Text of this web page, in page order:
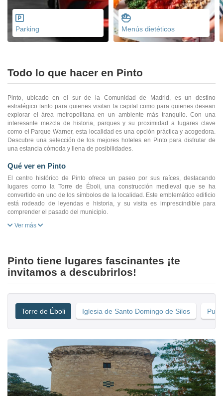
Parking Menús dietéticos
Todo lo que hacer en Pinto
Pinto, ubicado en el sur de la Comunidad de Madrid, es un destino
estratégico tanto para quienes visitan la capital como para quienes desean
explorar el área metropolitana en un ambiente más tranquilo. Con una
interesante mezcla de historia, parques y su proximidad a lugares clave
como el Parque Warner, esta localidad es una opción práctica y acogedora.
Descubre una selección de los mejores hoteles en Pinto para disfrutar de
una estancia cómoda y llena de posibilidades.
Qué ver en Pinto
El centro histórico de Pinto ofrece un paseo por sus raíces, destacando
lugares como la Torre de Éboli, una construcción medieval que se ha
convertido en uno de los símbolos de la localidad. Este emblemático edificio
está rodeado de leyendas e historia, y su visita es imprescindible para
comprender el pasado del municipio.
Ver más
Pinto tiene lugares fascinantes ¡te
invitamos a descubrirlos!
Torre de Éboli Iglesia de Santo Domingo de Silos